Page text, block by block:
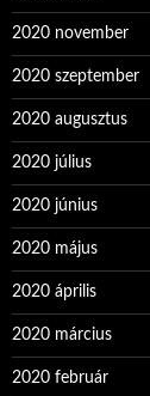
2020 november
2020 szeptember
2020 augusztus
2020 július
2020 június
2020 május
2020 április
2020 március
2020 február